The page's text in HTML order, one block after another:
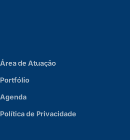
Área de Atuação
Portfólio
Agenda
Política de Privacidade